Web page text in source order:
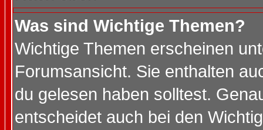
Was sind Wichtige Themen?
Wichtige Themen erscheinen
Forumsansicht. Sie enthalten
du gelesen haben solltest.
entscheidet auch bei den